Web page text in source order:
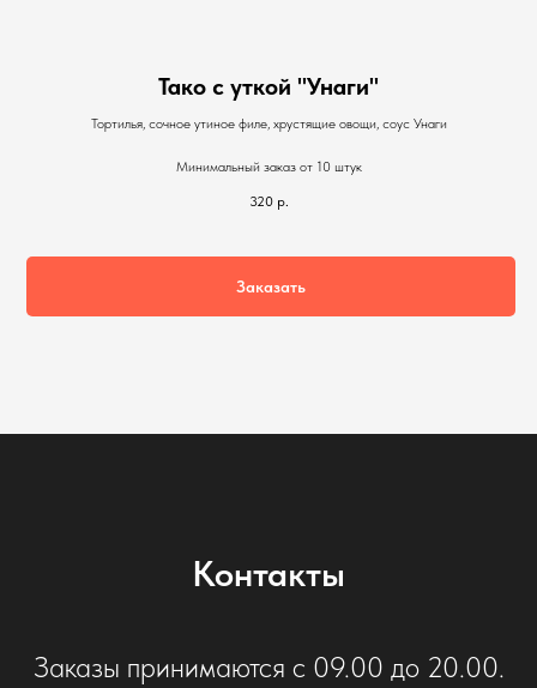
Тако с уткой "Унаги"
Тортилья, сочное утиное филе, хрустящие овощи, соус Унаги
Минимальный заказ от 10 штук
320 р.
Заказать
Контакты
Заказы принимаются с 09.00 до 20.00.